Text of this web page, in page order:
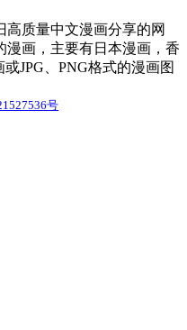
质量中文漫画分享的网
漫画，主要有日本漫画，香
JPG、PNG格式的漫画图
号